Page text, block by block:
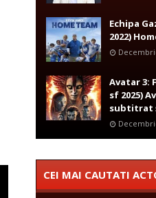
Echipa
2022)
Avatar 3:
sf 2025)
subtitrat
CEI MAI CAUTATI